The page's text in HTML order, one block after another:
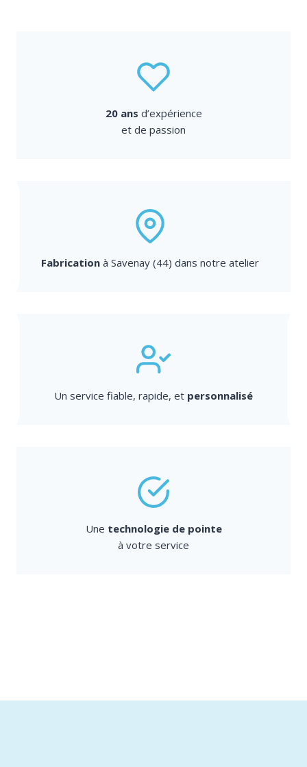
20 ans d’expérience
et de passion
Fabrication à Savenay (44) dans notre atelier
Un service fiable, rapide, et personnalisé
Une technologie de pointe
à votre service